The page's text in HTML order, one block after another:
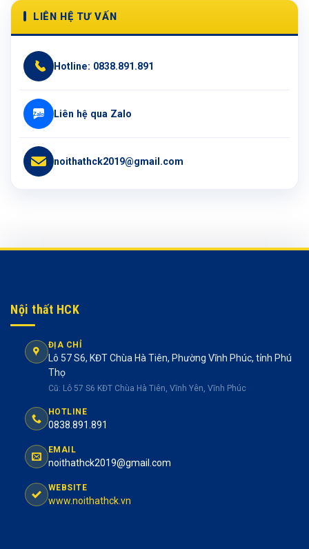
LIÊN HỆ TƯ VẤN
Hotline: 0838.891.891
Liên hệ qua Zalo
noithathck2019@gmail.com
Nội thất HCK
ĐỊA CHỈ
Lô 57 S6, KĐT Chùa Hà Tiên, Phường Vĩnh Phúc, tỉnh Phú
Thọ
Cũ: Lô 57 S6 KĐT Chùa Hà Tiên, Vĩnh Yên, Vĩnh Phúc
HOTLINE
0838.891.891
EMAIL
noithathck2019@gmail.com
WEBSITE
www.noithathck.vn